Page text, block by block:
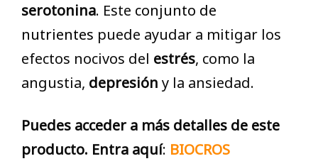
serotonina. Este conjunto de
nutrientes puede ayudar a mitigar los
efectos nocivos del estrés, como la
angustia, depresión y la ansiedad.
Puedes acceder a más detalles de este
producto. Entra aquí: BIOCROS